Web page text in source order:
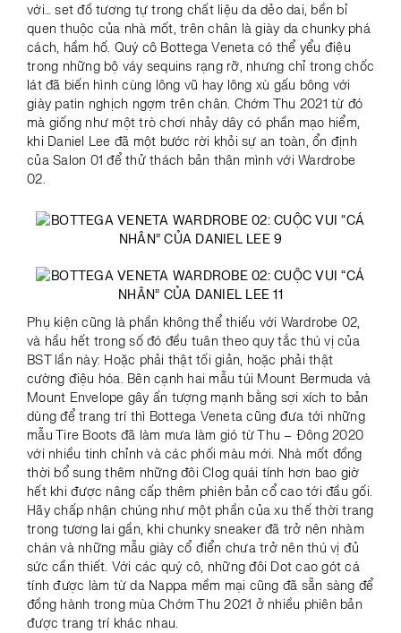
với… set đồ tương tự trong chất liệu da dẻo dai, bền bỉ
quen thuộc của nhà mốt, trên chân là giày da chunky phá
cách, hầm hố. Quý cô Bottega Veneta có thể yểu điệu
trong những bộ váy sequins rạng rỡ, nhưng chỉ trong chốc
lát đã biến hình cùng lông vũ hay lông xù gấu bông với
giày patin nghịch ngợm trên chân. Chớm Thu 2021 từ đó
mà giống như một trò chơi nhảy dây có phần mạo hiểm,
khi Daniel Lee đã một bước rời khỏi sự an toàn, ổn định
của Salon 01 để thử thách bản thân mình với Wardrobe
02.
Phụ kiện cũng là phần không thể thiếu với Wardrobe 02,
và hầu hết trong số đó đều tuân theo quy tắc thú vị của
BST lần này: Hoặc phải thật tối giản, hoặc phải thật
cường điệu hóa. Bên cạnh hai mẫu túi Mount Bermuda và
Mount Envelope gây ấn tượng mạnh bằng sợi xích to bản
dùng để trang trí thì Bottega Veneta cũng đưa tới những
mẫu Tire Boots đã làm mưa làm gió từ Thu – Đông 2020
với nhiều tinh chỉnh và các phối màu mới. Nhà mốt đồng
thời bổ sung thêm những đôi Clog quái tính hơn bao giờ
hết khi được nâng cấp thêm phiên bản cổ cao tới đầu gối.
Hãy chấp nhận chúng như một phần của xu thế thời trang
trong tương lai gần, khi chunky sneaker đã trở nên nhàm
chán và những mẫu giày cổ điển chưa trở nên thú vị đủ
sức cần thiết. Với các quý cô, những đôi Dot cao gót cá
tính được làm từ da Nappa mềm mại cũng đã sẵn sàng để
đồng hành trong mùa Chớm Thu 2021 ở nhiều phiên bản
được trang trí khác nhau.